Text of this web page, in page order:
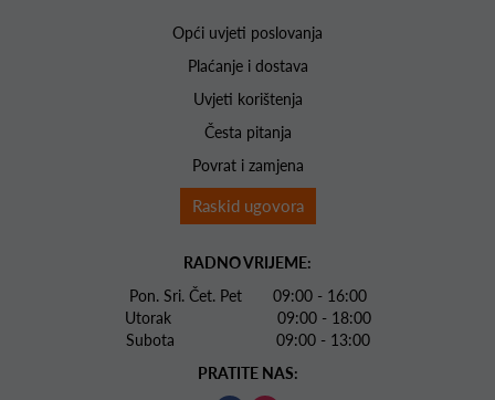
Opći uvjeti poslovanja
Plaćanje i dostava
Uvjeti korištenja
Česta pitanja
Povrat i zamjena
Raskid ugovora
RADNO VRIJEME:
Pon. Sri. Čet. Pet 09:00 - 16:00
Utorak 09:00 - 18:00
Subota 09:00 - 13:00
PRATITE NAS: